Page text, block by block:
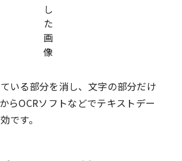
いる部分を消し、文字の部分だけ
らOCRソフトなどでテキストデー
です。